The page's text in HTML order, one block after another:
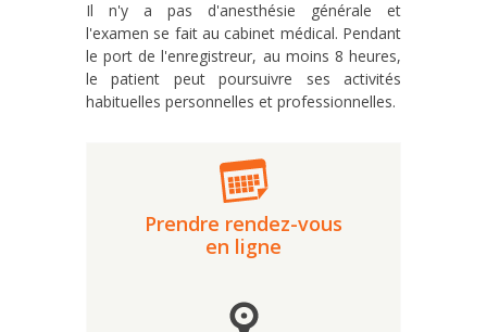
Il n'y a pas d'anesthésie générale et
l'examen se fait au cabinet médical. Pendant
le port de l'enregistreur, au moins 8 heures,
le patient peut poursuivre ses activités
habituelles personnelles et professionnelles.
Prendre rendez-vous
en ligne